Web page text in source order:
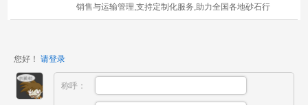
销售与运输管理,支持定制化服务,助力全国各地砂石行
您好！ 请登录
称呼：